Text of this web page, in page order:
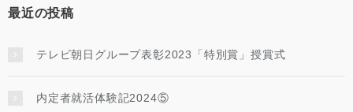
最近の投稿
テレビ朝日グループ表彰2023「特別賞」授賞式
内定者就活体験記2024⑤